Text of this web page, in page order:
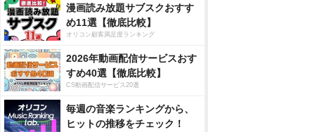
漫画読み放題サブスクおすす
め11選【徹底比較】
オリコン顧客満足度ランキング
2026年動画配信サービスおす
すめ40選【徹底比較】
CS動画配信サービス20選
毎週の音楽ランキングから、
ヒットの推移をチェック！